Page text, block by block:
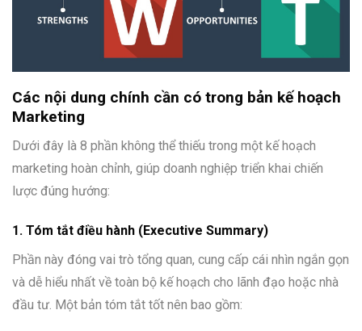
Các nội dung chính cần có trong bản kế hoạch
Marketing
Dưới đây là 8 phần không thể thiếu trong một kế hoạch
marketing hoàn chỉnh, giúp doanh nghiệp triển khai chiến
lược đúng hướng:
1. Tóm tắt điều hành (Executive Summary)
Phần này đóng vai trò tổng quan, cung cấp cái nhìn ngắn gọn
và dễ hiểu nhất về toàn bộ kế hoạch cho lãnh đạo hoặc nhà
đầu tư. Một bản tóm tắt tốt nên bao gồm: